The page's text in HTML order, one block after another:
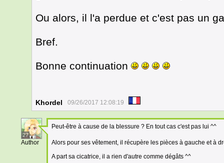
Ou alors, il l'a perdue et c'est pas un
Bref.
Bonne continuation
Khordel 09/26/2017 12:08:19
27
Author
Peut-être à cause de la blessure ? En tout cas c'est pas lui ^^
Alors pour ses vêtement, il récupère les pièces à gauche et à
A part sa cicatrice, il a rien d'autre comme dégâts ^^